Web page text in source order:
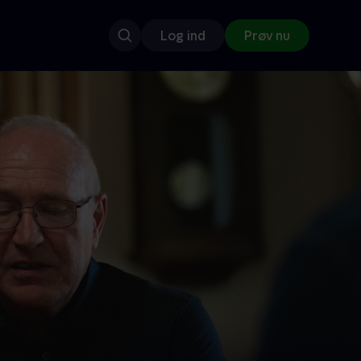
Log ind Prøv nu